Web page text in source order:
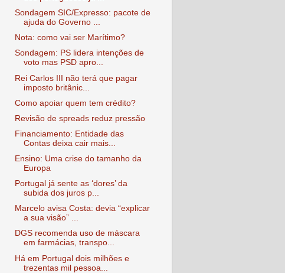
Sondagem SIC/Expresso: pacote de
ajuda do Governo ...
Nota: como vai ser Marítimo?
Sondagem: PS lidera intenções de
voto mas PSD apro...
Rei Carlos III não terá que pagar
imposto britânic...
Como apoiar quem tem crédito?
Revisão de spreads reduz pressão
Financiamento: Entidade das
Contas deixa cair mais...
Ensino: Uma crise do tamanho da
Europa
Portugal já sente as ‘dores’ da
subida dos juros p...
Marcelo avisa Costa: devia “explicar
a sua visão” ...
DGS recomenda uso de máscara
em farmácias, transpo...
Há em Portugal dois milhões e
trezentas mil pessoa...